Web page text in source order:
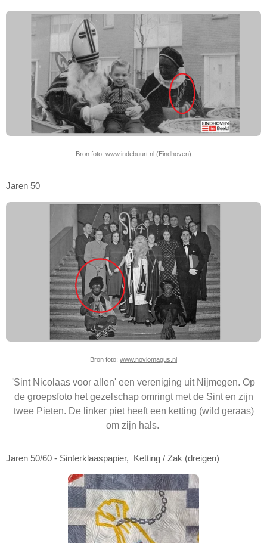
Bron foto: www.indebuurt.nl (Eindhoven)
Jaren 50
Bron foto: www.noviomagus.nl
'Sint Nicolaas voor allen' een vereniging uit Nijmegen. Op
de groepsfoto het gezelschap omringt met de Sint en zijn
twee Pieten. De linker piet heeft een ketting (wild geraas)
om zijn hals.
Jaren 50/60 - Sinterklaaspapier, Ketting / Zak (dreigen)